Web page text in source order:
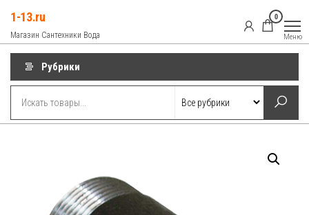
содержимому
1-13.ru
Магазин Сантехники Вода
0
Меню
Рубрики